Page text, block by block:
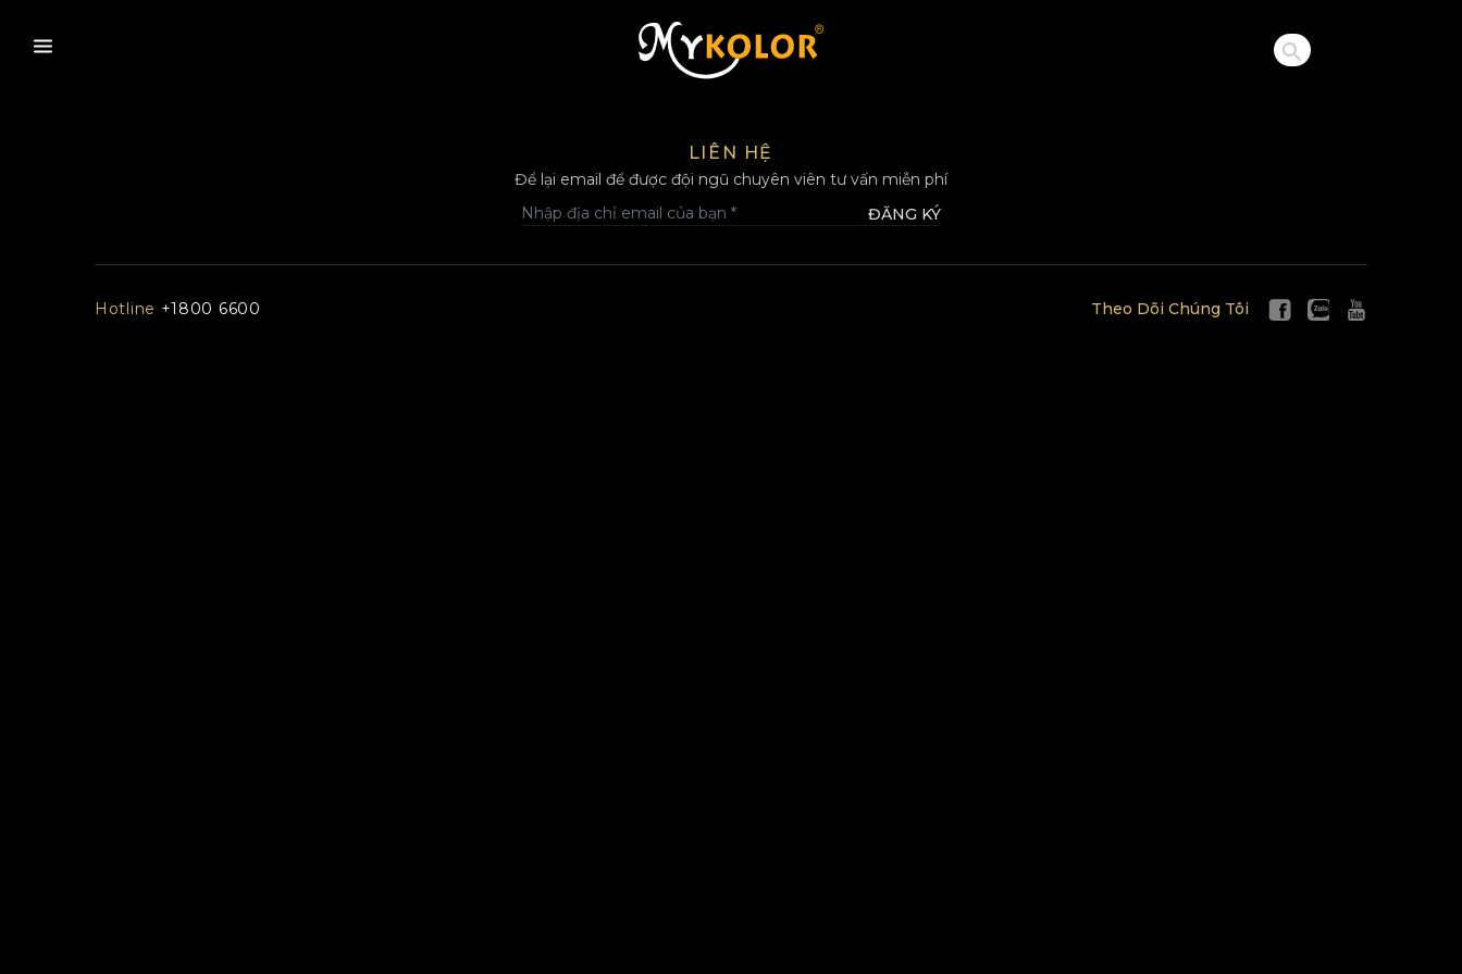
MYKOLOR
LIÊN HỆ
Để lại email để được đội ngũ chuyên viên tư vấn miễn phí
ĐĂNG KÝ
Hotline +1800 6600 Theo Dõi Chúng Tôi